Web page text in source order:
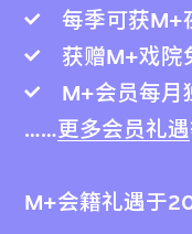
每季可获M+
获赠M+戏院
M+会员每月
……更多会员礼遇
M+会籍礼遇于